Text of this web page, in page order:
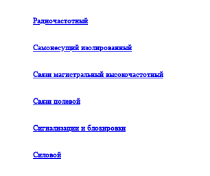
Радиочастотный
Самонесущий изолированный
Связи магистральный высокочастотный
Связи полевой
Сигнализации и блокировки
Силовой